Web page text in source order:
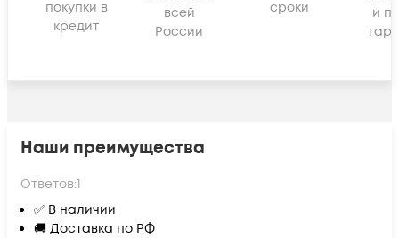
покупки в
кредит
всей
России
сроки
и
Наши преимущества
Ответов:1
✅ В наличии
🚚 Доставка по РФ